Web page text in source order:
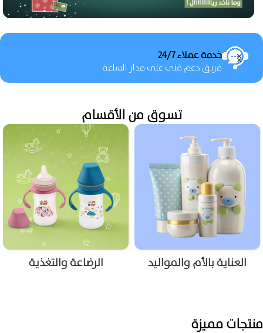
تخفيضات حصرية
تخفيضات لن تجدها في مكان آخر
تسوق من الأقسام
العناية بالأم والمواليد الرضاعة والتغذية
منتجات مميزة